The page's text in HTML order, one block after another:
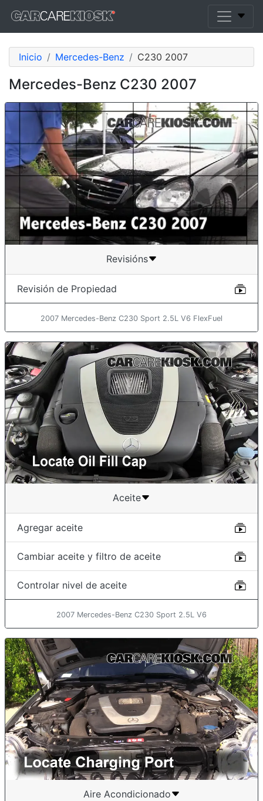
Inicio Mercedes-Benz C230 2007
Mercedes-Benz C230 2007
Revisións
Revisión de Propiedad
2007 Mercedes-Benz C230 Sport 2.5L V6 FlexFuel
Aceite
Agregar aceite
Cambiar aceite y filtro de aceite
Controlar nivel de aceite
2007 Mercedes-Benz C230 Sport 2.5L V6
Aire Acondicionado